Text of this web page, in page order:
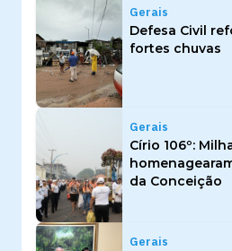
Gerais
Defesa Civil
fortes chuvas
Gerais
Círio 106º:
da Conceição
Gerais